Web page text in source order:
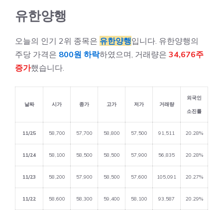
유한양행
오늘의 인기 2위 종목은 유한양행입니다. 유한양행의
주당 가격은 800원 하락하였으며, 거래량은 34,676주
증가했습니다.
날짜 시가 종가 고가 저가 거래량
외국인
소진률
11/25 58,700 57,700 58,800 57,500 91,511 20.28%
11/24 58,100 58,500 58,500 57,900 56,835 20.28%
11/23 58,200 57,900 58,500 57,600 105,091 20.27%
11/22 58,600 58,300 59,400 58,100 93,587 20.29%